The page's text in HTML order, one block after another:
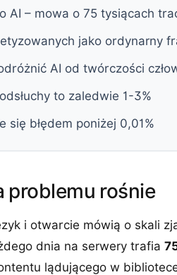
AI – mowa o 75 tysiącach
jako ordynarny
AI od twórczości
to zaledwie 1-3%
błędem poniżej 0,01%
problemu rośnie
i otwarcie mówią o skali
dnia na serwery trafia
lądującego w